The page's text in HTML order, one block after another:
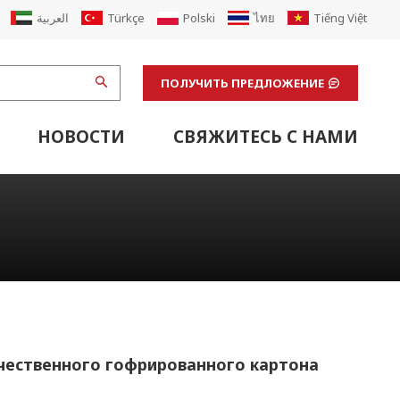
العربية Türkçe Polski ไทย Tiếng Việt
ПОЛУЧИТЬ ПРЕДЛОЖЕНИЕ
НОВОСТИ СВЯЖИТЕСЬ С НАМИ
гофрированного картона